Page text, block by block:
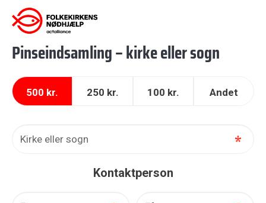
Gå
til
Pinseindsamling – kirke eller sogn